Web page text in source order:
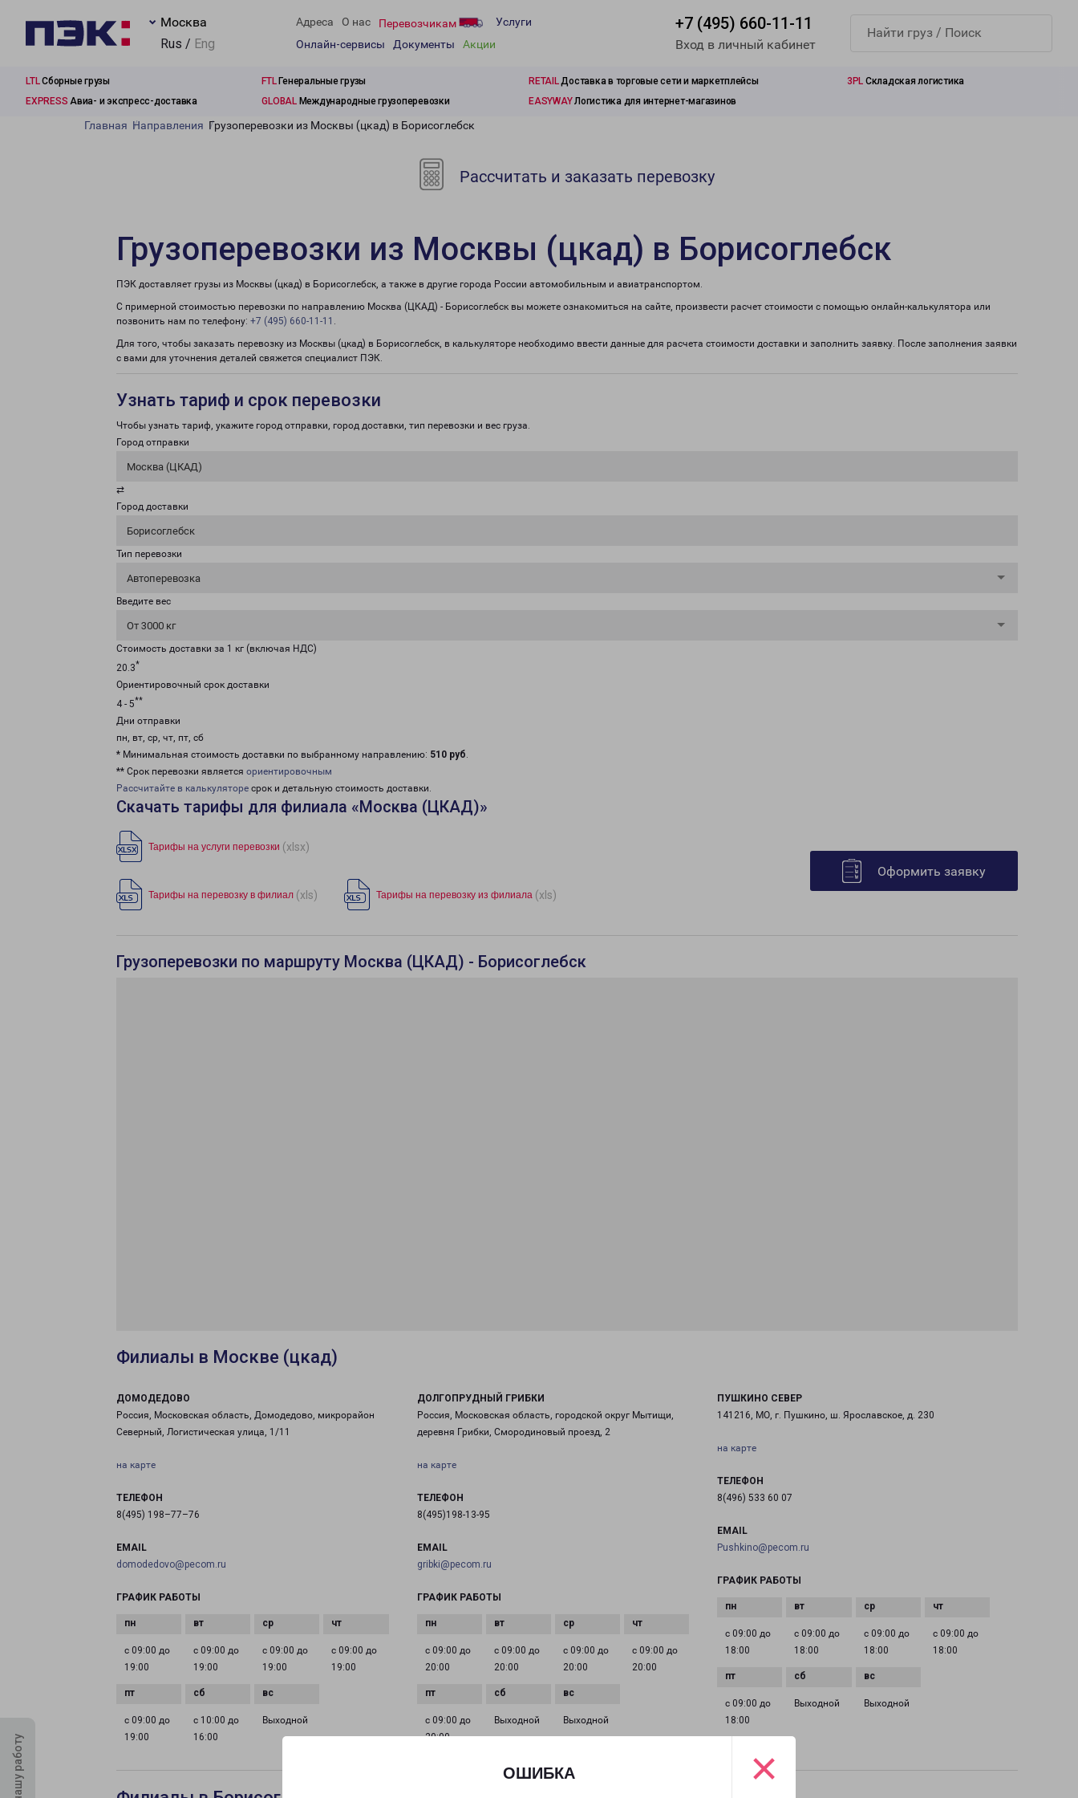
ОШИБКА ×
Москва
Rus / Eng
Адреса О нас Перевозчикам
Услуги
Онлайн-сервисы
Документы Акции
+7 (495) 660-11-11
Вход в личный кабинет
LTLСборные грузы FTLГенеральные грузы RETAILДоставка в торговые сети и маркетплейсы 3PL Складская логистика
EXPRESS Авиа- и экспресс-доставка GLOBALМеждународные грузоперевозки EASYWAYЛогистика для интернет-магазинов
Главная Направления Грузоперевозки из Москвы (цкад) в Борисоглебск
Рассчитать и заказать перевозку
Грузоперевозки из Москвы (цкад) в Борисоглебск
ПЭК доставляет грузы из Москвы (цкад) в Борисоглебск, а также в другие города России автомобильным и авиатранспортом.
С примерной стоимостью перевозки по направлению Москва (ЦКАД) - Борисоглебск вы можете ознакомиться на сайте, произвести расчет стоимости с помощью онлайн-калькулятора или
позвонить нам по телефону: +7 (495) 660-11-11 .
Для того, чтобы заказать перевозку из Москвы (цкад) в Борисоглебск, в калькуляторе необходимо ввести данные для расчета стоимости доставки и заполнить заявку. После заполнения заявки
с вами для уточнения деталей свяжется специалист ПЭК.
Узнать тариф и срок перевозки
Чтобы узнать тариф, укажите город отправки, город доставки, тип перевозки и вес груза.
Город отправки
Москва (ЦКАД)
⇄
Город доставки
Борисоглебск
Тип перевозки
Автоперевозка
Введите вес
От 3000 кг
Стоимость доставки за 1 кг (включая НДС)
20.3*
Ориентировочный срок доставки
4 - 5**
Дни отправки
пн, вт, ср, чт, пт, сб
* Минимальная стоимость доставки по выбранному направлению: 510 руб.
** Срок перевозки является ориентировочным
Рассчитайте в калькуляторе срок и детальную стоимость доставки.
Скачать тарифы для филиала «Москва (ЦКАД)»
Тарифы на услуги перевозки (xlsx)
Тарифы на перевозку в филиал (xls) Тарифы на перевозку из филиала (xls)
Оформить заявку
Грузоперевозки по маршруту Москва (ЦКАД) - Борисоглебск
Филиалы в Москве (цкад)
ДОМОДЕДОВО
Россия, Московская область, Домодедово, микрорайон
Северный, Логистическая улица, 1/11
на карте
ТЕЛЕФОН
8(495) 198–77–76
EMAIL
domodedovo@pecom.ru
ГРАФИК РАБОТЫ
с 09:00 до
19:00
с 09:00 до
19:00
с 09:00 до
19:00
с 09:00 до
19:00
с 09:00 до
19:00
с 10:00 до
16:00
Выходной
ДОЛГОПРУДНЫЙ ГРИБКИ
Россия, Московская область, городской округ Мытищи,
деревня Грибки, Смородиновый проезд, 2
на карте
ТЕЛЕФОН
8(495)198-13-95
EMAIL
gribki@pecom.ru
ГРАФИК РАБОТЫ
с 09:00 до
20:00
с 09:00 до
20:00
с 09:00 до
20:00
с 09:00 до
20:00
с 09:00 до
20:00
Выходной Выходной
ПУШКИНО СЕВЕР
141216, МО, г. Пушкино, ш. Ярославское, д. 230
на карте
ТЕЛЕФОН
8(496) 533 60 07
EMAIL
Pushkino@pecom.ru
ГРАФИК РАБОТЫ
с 09:00 до
18:00
с 09:00 до
18:00
с 09:00 до
18:00
с 09:00 до
18:00
с 09:00 до
18:00
Выходной Выходной